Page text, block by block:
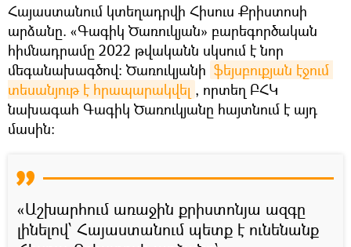
Հայաստանում կտեղադրվի Հիսուս Քրիստոսի
արձանը. «Գագիկ Ծառուկյան» բարեգործական
հիմնադրամը 2022 թվականն սկսում է նոր
մեգանախագծով։ Ծառուկյանի ֆեյսբուքյան էջում
տեսանյութ է հրապարակվել , որտեղ ԲՀԿ
նախագահ Գագիկ Ծառուկյանը հայտնում է այդ
մասին։
«Աշխարհում առաջին քրիստոնյա ազգը
լինելով՝ Հայաստանում պետք է ունենանք